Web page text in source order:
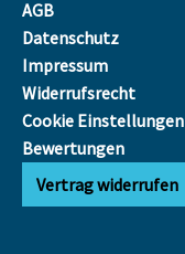
AGB
Datenschutz
Impressum
Widerrufsrecht
Cookie Einstellungen
Bewertungen
Vertrag widerrufen